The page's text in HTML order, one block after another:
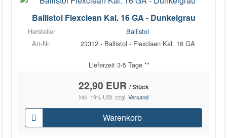
Ballistol Flexclean Kal. 16 GA - Dunkelgrau
Hersteller
Ballistol
Art-Nr.
23312 - Ballistol - Flexclaen Kal. 16 GA
Lieferzeit 3-5 Tage **
22,90 EUR / Stück
inkl. 19% USt. zzgl. Versand
Warenkorb